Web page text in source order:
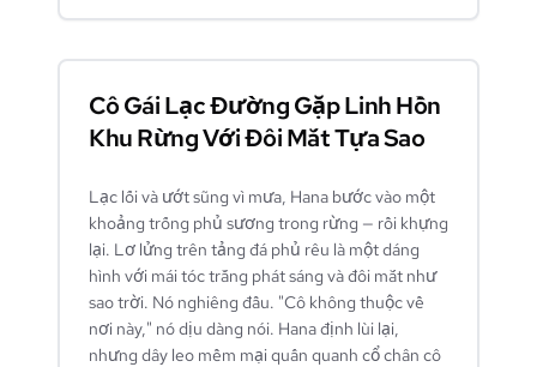
Cô Gái Lạc Đường Gặp Linh Hồn
Khu Rừng Với Đôi Mắt Tựa Sao
Lạc lối và ướt sũng vì mưa, Hana bước vào một
khoảng trống phủ sương trong rừng — rồi khựng
lại. Lơ lửng trên tảng đá phủ rêu là một dáng
hình với mái tóc trắng phát sáng và đôi mắt như
sao trời. Nó nghiêng đầu. "Cô không thuộc về
nơi này," nó dịu dàng nói. Hana định lùi lại,
nhưng dây leo mềm mại quấn quanh cổ chân cô